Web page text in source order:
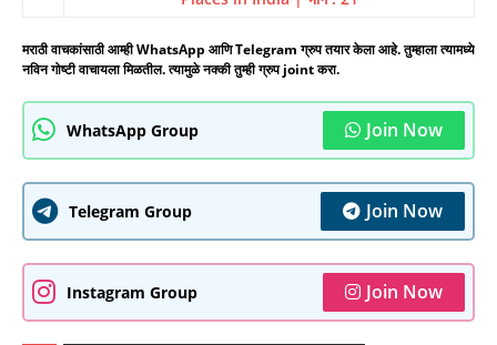
मराठी वाचकांसाठी आम्ही WhatsApp आणि Telegram ग्रुप तयार केला आहे. तुम्हाला त्यामध्ये
नविन गोष्टी वाचायला मिळतील. त्यामुळे नक्की तुम्ही ग्रुप joint करा.
WhatsApp Group Join Now
Telegram Group Join Now
Instagram Group Join Now